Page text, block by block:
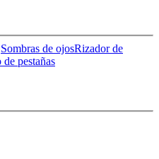
Sombras de ojosRizador de
de pestañas